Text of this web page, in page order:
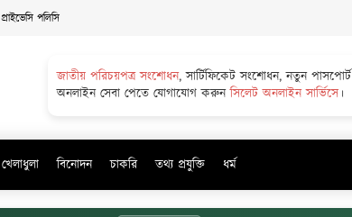
প্রাইভেসি পলিসি
জাতীয় পরিচয়পত্র সংশোধন, সার্টিফিকেট সংশোধন, নতুন
অনলাইন সেবা পেতে যোগাযোগ করুনসিলেট অনলাইন সার্ভিসে ।
খেলাধুলা বিনোদন চাকরি তথ্য প্রযুক্তি ধর্ম